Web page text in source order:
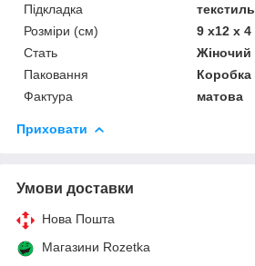
Підкладка
текстиль
Розміри (см)
9 х12 х 4
Стать
Жіночий
Паковання
Коробка
Фактура
матова
Приховати
Умови доставки
Нова Пошта
Магазини Rozetka